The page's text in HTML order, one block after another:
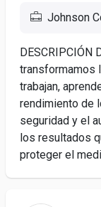
Johnson
DESCRIPCIÓN
transformamos
trabajan,
rendimiento de
seguridad y el
los resultados
proteger el